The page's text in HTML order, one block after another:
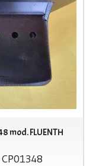
mod. FLUENTH